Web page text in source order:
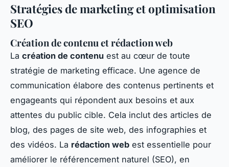
Stratégies de marketing et optimisation
SEO
Création de contenu et rédaction web
La création de contenu est au cœur de toute
stratégie de marketing efficace. Une agence de
communication élabore des contenus pertinents et
engageants qui répondent aux besoins et aux
attentes du public cible. Cela inclut des articles de
blog, des pages de site web, des infographies et
des vidéos. La rédaction web est essentielle pour
améliorer le référencement naturel (SEO), en